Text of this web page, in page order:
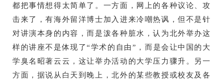
都把事情想得太简单了。一方面，网上的各种议论、攻
击来了，有海外留洋博士加入进来冷嘲热讽，但不是针
对讲演本身的内容，而是泼各种脏水，认为北外举办这
样的讲座不是体现了“学术的自由”，而是会让中国的大
学臭名昭著云云，这让举办活动的大学压力骤升。另一
方面，据说从白天到晚上，北外的某些教授或校友及各